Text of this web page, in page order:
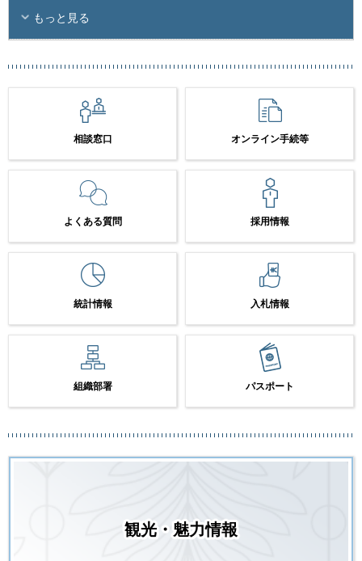
もっと見る
相談窓口 オンライン手続等
よくある質問 採用情報
統計情報 入札情報
組織部署 パスポート
観光・魅力情報